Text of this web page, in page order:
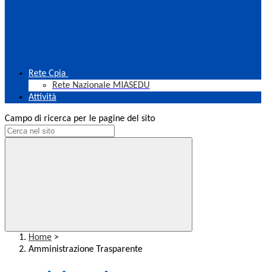
Rete Cpia
Rete Nazionale MIASEDU
Attività
Campo di ricerca per le pagine del sito
Home >
Amministrazione Trasparente